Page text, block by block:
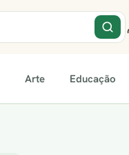
Arte Educação